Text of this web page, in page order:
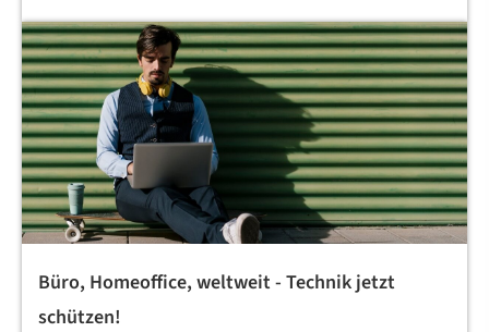
Büro, Homeoffice, weltweit - Technik jetzt
schützen!